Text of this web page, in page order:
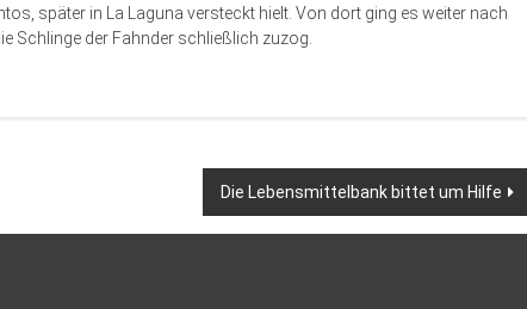
später in La Laguna versteckt hielt. Von dort ging es weiter nach
Schlinge der Fahnder schließlich zuzog.
Die Lebensmittelbank bittet um Hilfe